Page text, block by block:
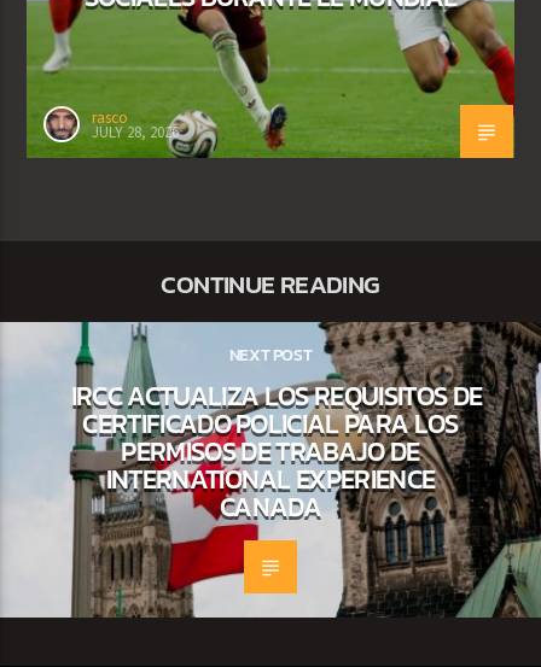
rasco
JULY 28, 2026
CONTINUE READING
NEXT POST
IRCC ACTUALIZA LOS REQUISITOS DE
CERTIFICADO POLICIAL PARA LOS
PERMISOS DE TRABAJO DE
INTERNATIONAL EXPERIENCE
CANADA